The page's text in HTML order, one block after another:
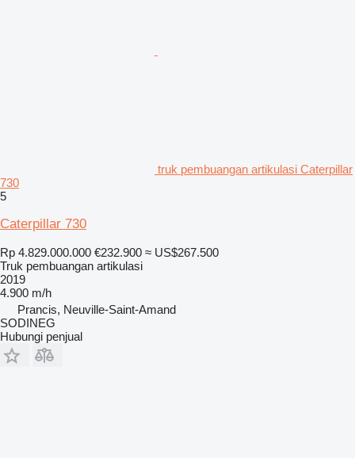
truk pembuangan artikulasi Caterpillar
730
5
Caterpillar 730
Rp 4.829.000.000 €232.900 ≈ US$267.500
Truk pembuangan artikulasi
2019
4.900 m/h
Prancis, Neuville-Saint-Amand
SODINEG
Hubungi penjual